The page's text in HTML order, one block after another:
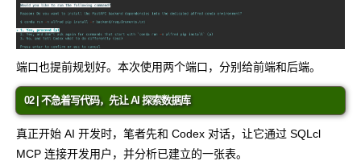
端口也提前规划好。本次使用两个端口，分别给前端和后端。
02 | 不急着写代码，先让 AI 探索数据库
真正开始 AI 开发时，笔者先和 Codex 对话，让它通过 SQLcl
MCP 连接开发用户，并分析已建立的一张表。